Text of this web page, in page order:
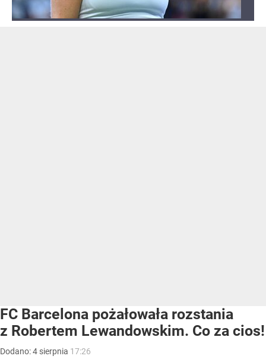
FC Barcelona pożałowała rozstania
z Robertem Lewandowskim. Co za cios!
Dodano:4 sierpnia 17:26